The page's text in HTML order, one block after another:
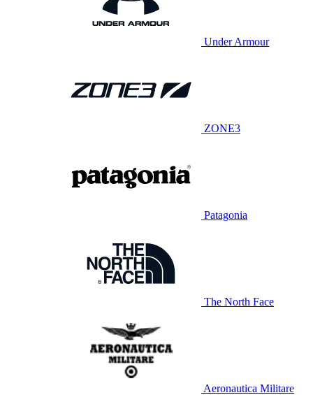
Under Armour
ZONE3
Patagonia
The North Face
Aeronautica Militare